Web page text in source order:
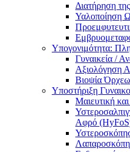
Διατήρηση
Υαλοποίηση
Υπογονιμότητα:
Γυναικεία /
Αξιολόγηση
Βιοψία
Υποστήριξη
Μαιευτική
Αφρό